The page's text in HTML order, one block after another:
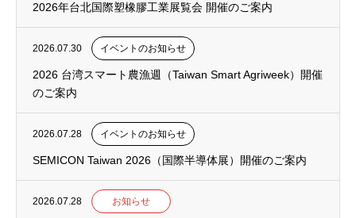
2026年台北国際塑橡膠工業展覧会 開催のご案内
2026.07.30 イベントのお知らせ
2026 台湾スマート農漁週（Taiwan Smart Agriweek）開催
のご案内
2026.07.28 イベントのお知らせ
SEMICON Taiwan 2026（国際半導体展）開催のご案内
2026.07.28 お知らせ